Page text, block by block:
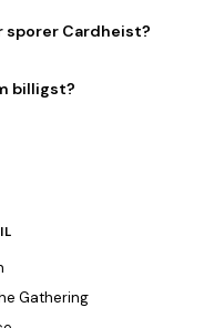
sporer Cardheist?
billigst?
Gathering